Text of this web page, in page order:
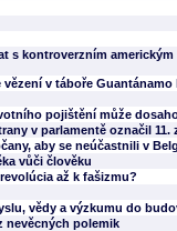
s kontroverzním
vězení v táboře
pojištění může
v parlamentě označil 11.
aby se neúčastnili v
vůči člověku
až k fašizmu?
vědy a výzkumu do
nevěcných polemik